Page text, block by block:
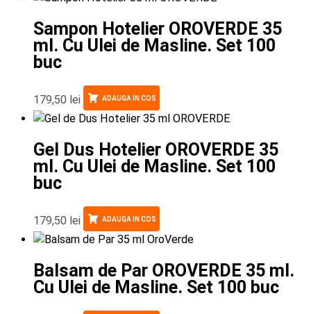
Sampon Hotelier OROVERDE 35
ml. Cu Ulei de Masline. Set 100
buc
179,50 lei ADAUGA IN COS
Gel Dus Hotelier OROVERDE 35
ml. Cu Ulei de Masline. Set 100
buc
179,50 lei ADAUGA IN COS
Balsam de Par OROVERDE 35 ml.
Cu Ulei de Masline. Set 100 buc